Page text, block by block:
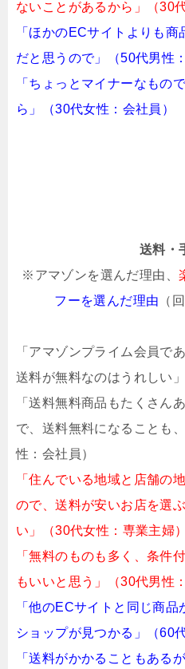
ないことがあるから」（30
「ほかのECサイトよりも
だと思うので」（50代男性
「ちょっとマイナーなもの
ら」（30代女性：会社員）
送料・
※アマゾンを選んだ理由、
フーを選んだ理由 （
「アマゾンプライム会員で
送料が無料なのはうれしい
「送料無料商品もたくさん
で、送料無料になることも
性：会社員）
「住んでいる地域と店舗の
ので、送料が安いお店を選
い」（30代女性：専業主婦）
「無料のものも多く、条件
もいいと思う」（30代男性
「他のECサイトと同じ商
ショップが見つかる」（60
「送料がかかることもある